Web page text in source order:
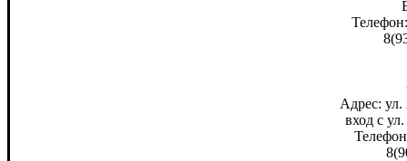
Адрес: ул.
вход с